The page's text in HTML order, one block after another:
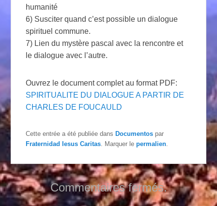
humanité
6) Susciter quand c’est possible un dialogue
spirituel commune.
7) Lien du mystère pascal avec la rencontre et
le dialogue avec l’autre.
Ouvrez le document complet au format PDF:
SPIRITUALITE DU DIALOGUE A PARTIR DE
CHARLES DE FOUCAULD
Cette entrée a été publiée dansDocumentos par
Fraternidad Iesus Caritas . Marquer lepermalien
Commentaires fermés.